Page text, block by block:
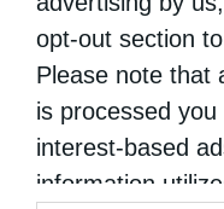
opt-out section
Please note that
is processed
interest-based
information